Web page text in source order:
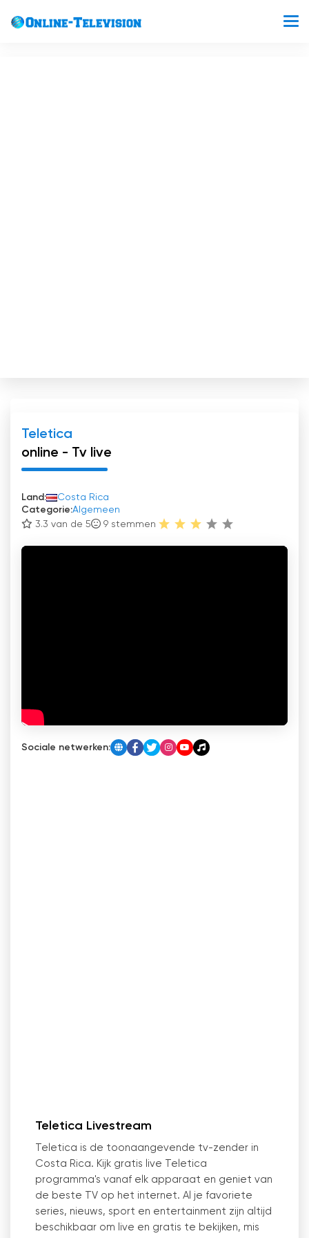
Teletica
online - Tv live
Land:
Costa Rica
Categorie:Algemeen
3.3 van de 5
9 stemmen
Sociale netwerken:
Teletica Livestream
Teletica is de toonaangevende tv-zender in
Costa Rica. Kijk gratis live Teletica
programma's vanaf elk apparaat en geniet van
de beste TV op het internet. Al je favoriete
series, nieuws, sport en entertainment zijn altijd
beschikbaar om live en gratis te bekijken, mis